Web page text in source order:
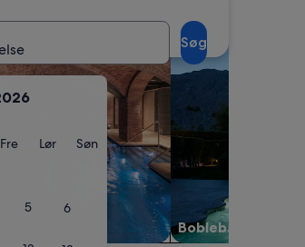
FreFredag
LørLørdag
SønSøndag
5 6
Søg
Boblebad